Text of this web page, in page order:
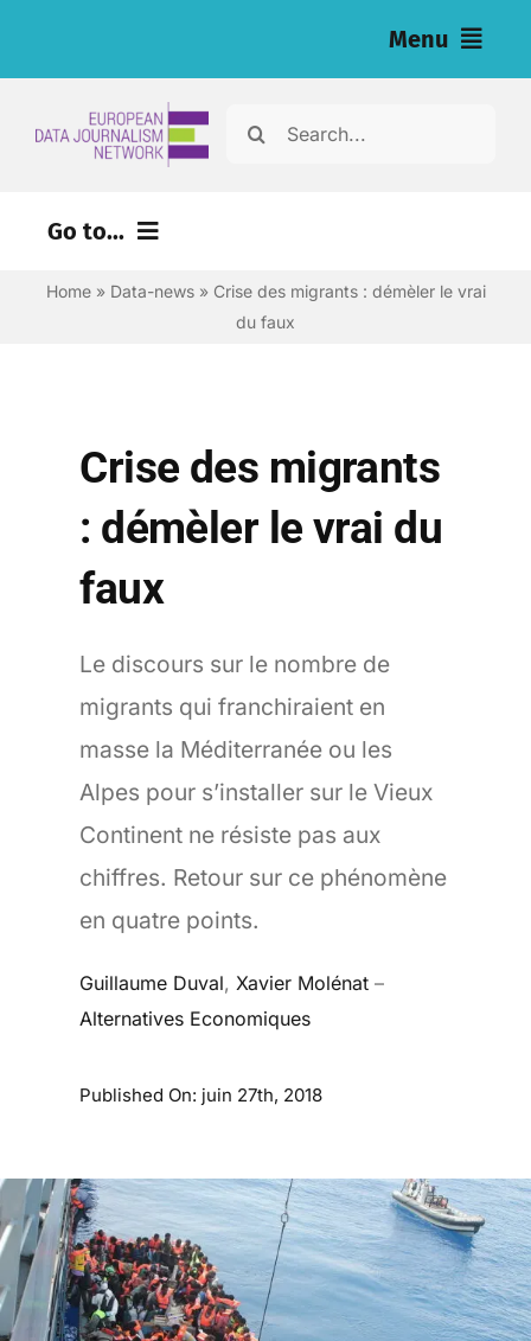
Menu
Search
Go to...
Home» Data-news» Crise des migrants : démèler le vrai
du faux
Crise des migrants
: démèler le vrai du
faux
Le discours sur le nombre de
migrants qui franchiraient en
masse la Méditerranée ou les
Alpes pour s’installer sur le Vieux
Continent ne résiste pas aux
chiffres. Retour sur ce phénomène
en quatre points.
Guillaume Duval, Xavier Molénat –
Alternatives Economiques
Published On: juin 27th, 2018